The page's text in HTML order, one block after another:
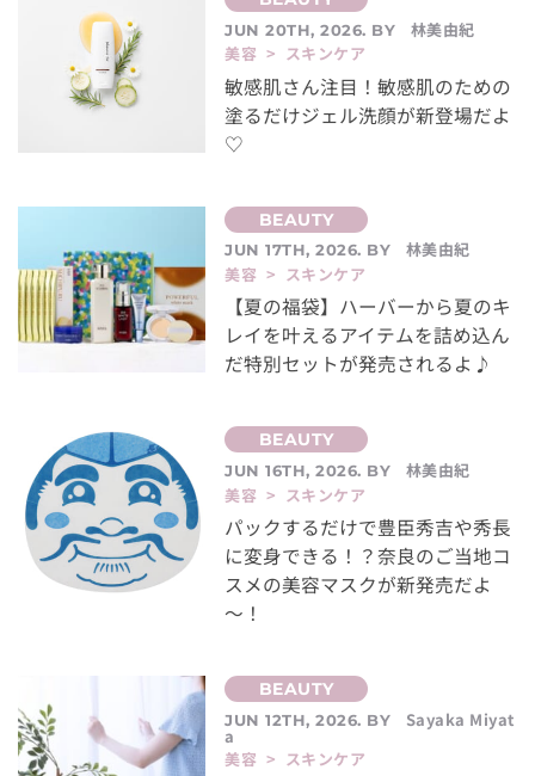
JUN 20TH, 2026. BY
林美由紀
美容 > スキンケア
敏感肌さん注目！敏感肌のための
塗るだけジェル洗顔が新登場だよ
♡
JUN 17TH, 2026. BY
林美由紀
美容 > スキンケア
【夏の福袋】ハーバーから夏のキ
レイを叶えるアイテムを詰め込ん
だ特別セットが発売されるよ♪
JUN 16TH, 2026. BY
林美由紀
美容 > スキンケア
パックするだけで豊臣秀吉や秀長
に変身できる！？奈良のご当地コ
スメの美容マスクが新発売だよ
～！
JUN 12TH, 2026. BY Sayaka Miyat
a
美容 > スキンケア